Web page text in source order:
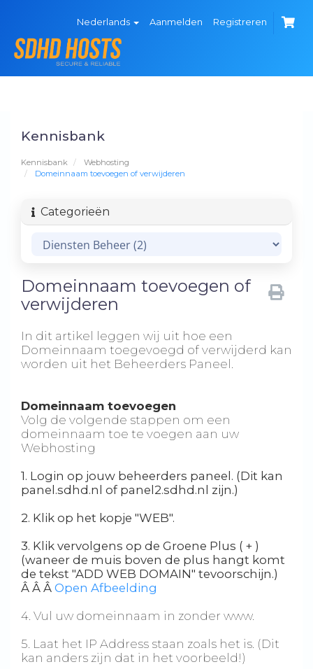
Nederlands Aanmelden Registreren
Kennisbank
Kennisbank
Webhosting
Domeinnaam toevoegen of verwijderen
Categorieën
Domeinnaam toevoegen of
verwijderen
In dit artikel leggen wij uit hoe een
Domeinnaam toegevoegd of verwijderd kan
worden uit het Beheerders Paneel.
Domeinnaam toevoegen
Volg de volgende stappen om een
domeinnaam toe te voegen aan uw
Webhosting
1. Login op jouw beheerders paneel. (Dit kan
panel.sdhd.nl of panel2.sdhd.nl zijn.)
2. Klik op het kopje "WEB".
3. Klik vervolgens op de Groene Plus ( + )
(waneer de muis boven de plus hangt komt
de tekst "ADD WEB DOMAIN" tevoorschijn.)
Â Â Â Open Afbeelding
4. Vul uw domeinnaam in zonder www.
5. Laat het IP Address staan zoals het is. (Dit
kan anders zijn dat in het voorbeeld!)